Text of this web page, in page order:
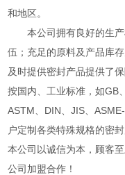
和地区。
本公司拥有良好的生产
伍；充足的原料及产品库
及时提供密封产品提供了
按国内、工业标准，如GB、
ASTM、DIN、JIS、
户定制各类特殊规格的密封
本公司以诚信为本，顾客
公司加盟合作！